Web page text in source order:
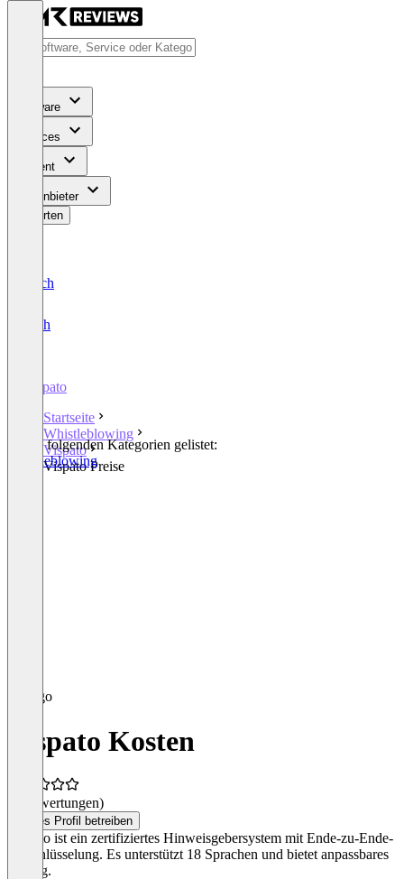
Software
Services
Content
Für Anbieter
Bewerten
Deutsch
English
Vispato
Startseite
Whistleblowing
Vispato
Vispato Preise
In den folgenden Kategorien gelistet:
Whistleblowing
Vispato Kosten
(0 Bewertungen)
Dieses Profil betreiben
Vispato ist ein zertifiziertes Hinweisgebersystem mit Ende-zu-Ende-
Verschlüsselung. Es unterstützt 18 Sprachen und bietet anpassbares
Pricing.